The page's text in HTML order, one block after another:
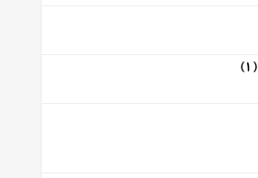
(1)